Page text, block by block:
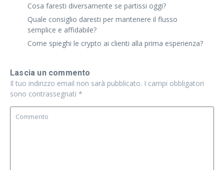
Cosa faresti diversamente se partissi oggi?
Quale consiglio daresti per mantenere il flusso
semplice e affidabile?
Come spieghi le crypto ai clienti alla prima esperienza?
Lascia un commento
Il tuo indirizzo email non sarà pubblicato. I campi obbligatori
sono contrassegnati *